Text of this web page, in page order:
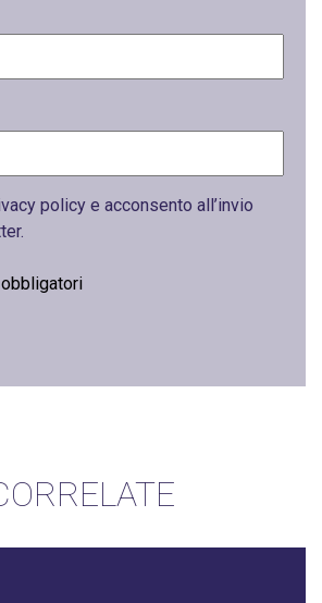
policy e acconsento all’invio